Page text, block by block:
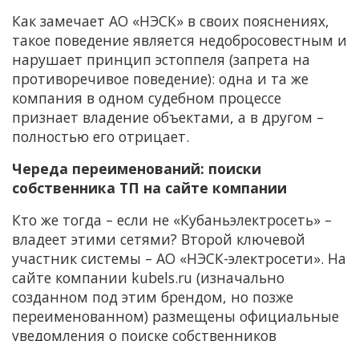
Как замечает АО «НЭСК» в своих пояснениях,
такое поведение является недобросовестным и
нарушает принцип эстоппеля (запрета на
противоречивое поведение): одна и та же
компания в одном судебном процессе
признает владение объектами, а в другом –
полностью его отрицает.
Череда переименований: поиски
собственника ТП на сайте компании
Кто же тогда – если не «Кубаньэлектросеть» –
владеет этими сетями? Второй ключевой
участник системы – АО «НЭСК-электросети». На
сайте компании kubels.ru (изначально
созданном под этим брендом, но позже
переименованном) размещены официальные
уведомления о поиске собственников